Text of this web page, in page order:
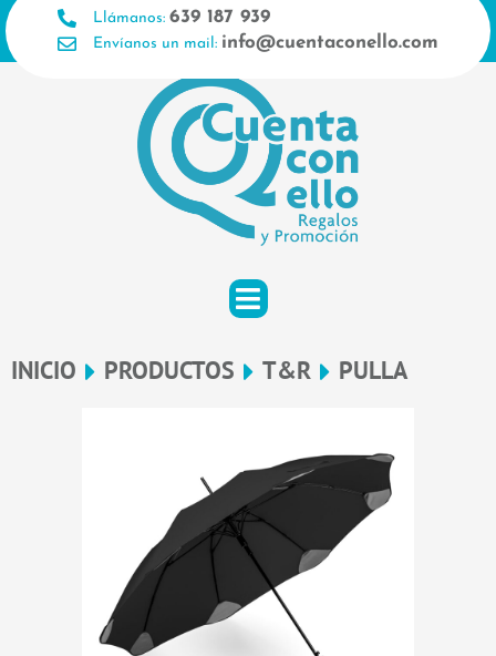
Ir
al
contenido
Llámanos: 639 187 939
Envíanos un mail: info@cuentaconello.com
INICIO PRODUCTOS T&R PULLA